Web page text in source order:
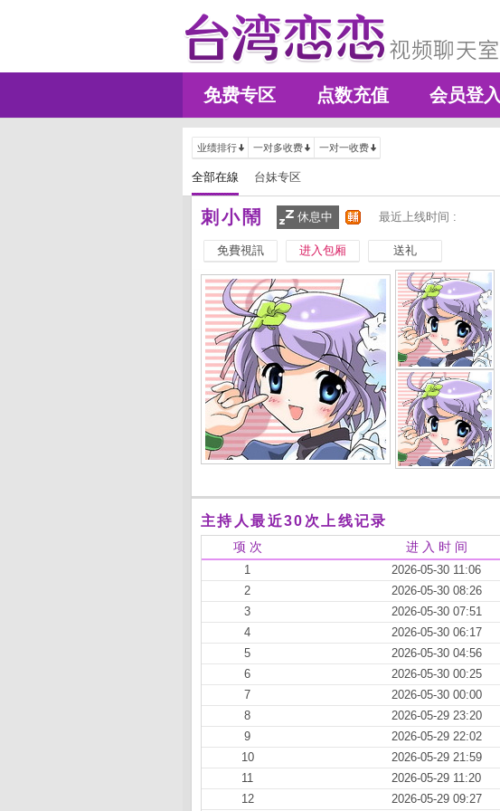
免费专区 点数充值 会员登入
业绩排行 一对多收费 一对一收费
全部在線 台妹专区
刺小鬧 休息中 最近上线时间 :
免費視訊 进入包厢 送礼
主持人最近30次上线记录
项 次 进 入 时 间
1 2026-05-30 11:06
2
2026-05-30 08:26
3
2026-05-30 07:51
4
2026-05-30 06:17
5
2026-05-30 04:56
6
2026-05-30 00:25
7
2026-05-30 00:00
8
2026-05-29 23:20
9
2026-05-29 22:02
10
2026-05-29 21:59
11
2026-05-29 11:20
12
2026-05-29 09:27